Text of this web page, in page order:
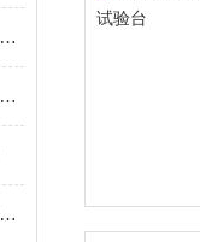
详细介绍步入式恒温恒湿试验室的五大系统
东莞记忆存储科技有限公司与巨为仪器股份牵手合作
盐干湿试验箱竟然如此优秀，你确定不了看看吗？